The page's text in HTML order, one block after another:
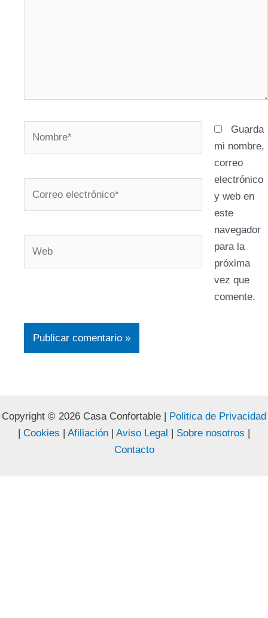
Guarda
mi nombre,
correo
electrónico
y web en
este
navegador
para la
próxima
vez que
comente.
Copyright © 2026 Casa Confortable |
Politica de Privacidad
Cookies Afiliación Aviso Legal Sobre nosotros
Contacto